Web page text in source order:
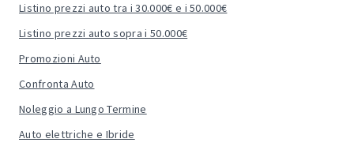
Listino prezzi auto tra i 30.000€ e i 50.000€
Listino prezzi auto sopra i 50.000€
Promozioni Auto
Confronta Auto
Noleggio a Lungo Termine
Auto elettriche e Ibride